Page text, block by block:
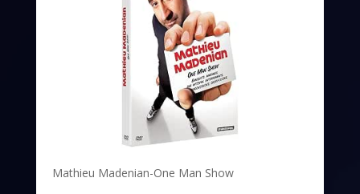
Mathieu Madenian-One Man Show